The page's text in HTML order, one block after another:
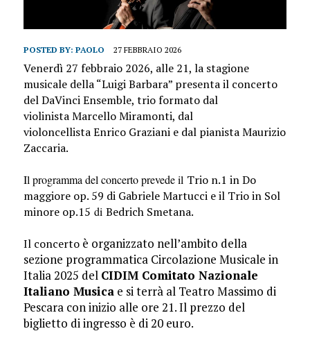
POSTED BY: PAOLO 27 FEBBRAIO 2026
Venerdì 27 febbraio 2026, alle 21, la stagione
musicaledella “Luigi Barbara” presenta il concerto
del DaVinci Ensemble, trio formato dal
violinista Marcello Miramonti, dal
violoncellista Enrico Graziani e dal pianista Maurizio
Zaccaria.
Il programma del concerto prevede il Trio n.1 in Do
maggiore op. 59 di Gabriele Martucci e il Trio in Sol
minore op.15 di Bedrich Smetana.
Il concerto è organizzato nell’ambito della
sezione programmatica Circolazione Musicale in
Italia 2025 del CIDIM Comitato Nazionale
Italiano Musicae si terrà al Teatro Massimo di
Pescara con inizio alle ore 21.Il prezzo del
biglietto di ingresso è di 20 euro.